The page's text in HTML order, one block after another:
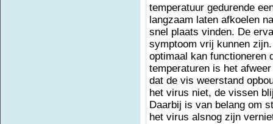
temperatuur gedurende
langzaam laten afkoelen
snel plaats vinden. De
symptoom vrij kunnen
optimaal kan functioneren
temperaturen is het
dat de vis weerstand
het virus niet, de vissen
Daarbij is van belang om
het virus alsnog zijn